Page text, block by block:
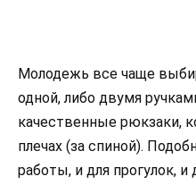
Молодежь все чаще
одной, либо двумя
качественные рюкзаки,
плечах (за спиной).
работы, и для прогулок, и